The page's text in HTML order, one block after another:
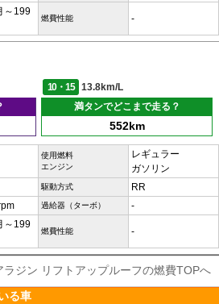
～199
燃費性能 -
10・15
13.8km/L
満タンでどこまで走る？
552km
使用燃料
エンジン
レギュラー
ガソリン
駆動方式 RR
過給器（ターボ） -
～199
燃費性能 -
ジン リフトアップルーフの燃費TOPへ
る車